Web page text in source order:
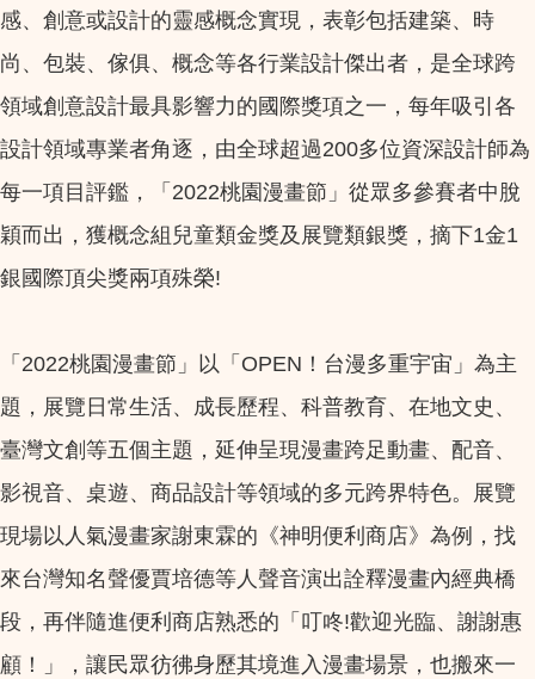
感、創意或設計的靈感概念實現，表彰包括建築、時
尚、包裝、傢俱、概念等各行業設計傑出者，是全球跨
領域創意設計最具影響力的國際獎項之一，每年吸引各
設計領域專業者角逐，由全球超過200多位資深設計師為
每一項目評鑑，「2022桃園漫畫節」從眾多參賽者中脫
穎而出，獲概念組兒童類金獎及展覽類銀獎，摘下1金1
銀國際頂尖獎兩項殊榮!
「2022桃園漫畫節」以「OPEN！台漫多重宇宙」為主
題，展覽日常生活、成長歷程、科普教育、在地文史、
臺灣文創等五個主題，延伸呈現漫畫跨足動畫、配音、
影視音、桌遊、商品設計等領域的多元跨界特色。展覽
現場以人氣漫畫家謝東霖的《神明便利商店》為例，找
來台灣知名聲優賈培德等人聲音演出詮釋漫畫內經典橋
段，再伴隨進便利商店熟悉的「叮咚!歡迎光臨、謝謝惠
顧！」，讓民眾彷彿身歷其境進入漫畫場景，也搬來一